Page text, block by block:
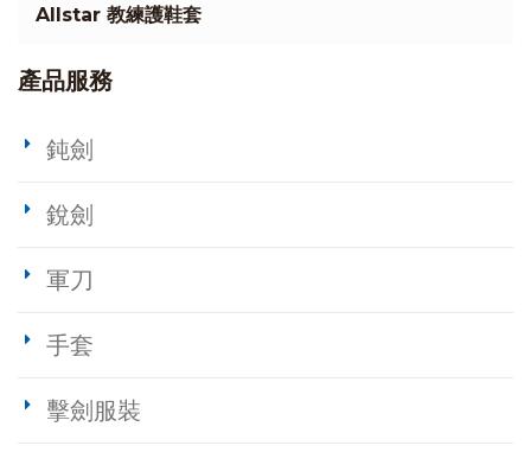
Allstar 教練護鞋套
產品服務
鈍劍
銳劍
軍刀
手套
擊劍服裝